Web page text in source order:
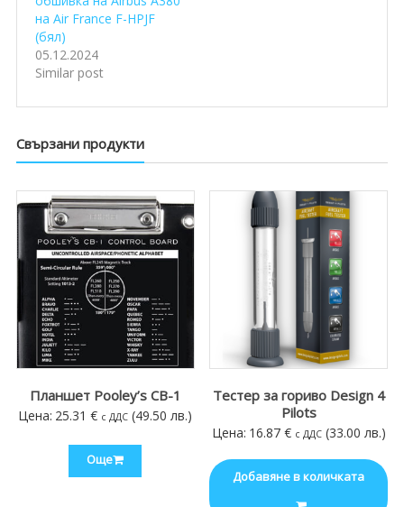
на Air France F-HPJF
(бял)
05.12.2024
Similar post
Свързани продукти
Планшет Pooley’s CB-1
Цена: 25.31€ с ДДС (49.50 лв.)
Още
Тестер за гориво Design 4
Pilots
Цена: 16.87 € с ДДС (33.00 лв.)
Добавяне в количката